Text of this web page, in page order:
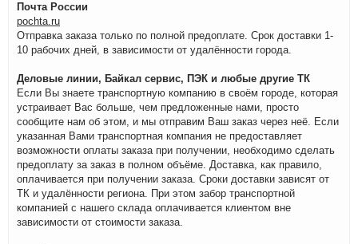
Почта России
pochta.ru
Отправка заказа только по полной предоплате. Срок доставки 1-
10 рабочих дней, в зависимости от удалённости города.
Деловые линии, Байкал сервис, ПЭК и любые другие ТК
Если Вы знаете транспортную компанию в своём городе, которая
устраивает Вас больше, чем предложенные нами, просто
сообщите нам об этом, и мы отправим Ваш заказ через неё. Если
указанная Вами транспортная компания не предоставляет
возможности оплаты заказа при получении, необходимо сделать
предоплату за заказ в полном объёме. Доставка, как правило,
оплачивается при получении заказа. Сроки доставки зависят от
ТК и удалённости региона. При этом забор транспортной
компанией с нашего склада оплачивается клиентом вне
зависимости от стоимости заказа.